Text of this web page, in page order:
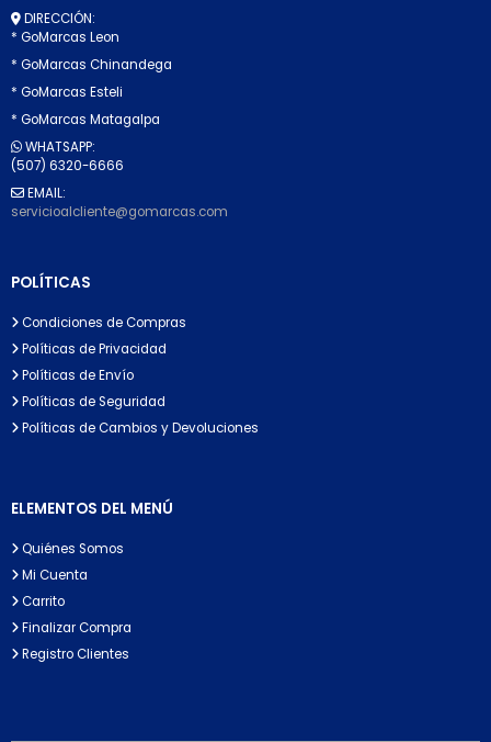
DIRECCIÓN:
* GoMarcas Leon
* GoMarcas Chinandega
* GoMarcas Esteli
* GoMarcas Matagalpa
WHATSAPP:
(507) 6320-6666
EMAIL:
servicioalcliente@gomarcas.com
POLÍTICAS
Condiciones de Compras
Políticas de Privacidad
Políticas de Envío
Políticas de Seguridad
Políticas de Cambios y Devoluciones
ELEMENTOS DEL MENÚ
Quiénes Somos
Mi Cuenta
Carrito
Finalizar Compra
Registro Clientes